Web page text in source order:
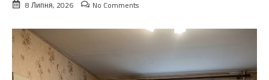
8 Липня, 2026
No Comments